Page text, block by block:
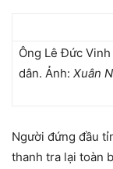
Ông Lê Đức
dân. Ảnh: Xuân
Người đứng đầu
thanh tra lại toàn